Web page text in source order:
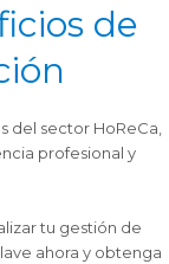
de
del sector HoReCa,
profesional y
tu gestión de
ahora y obtenga